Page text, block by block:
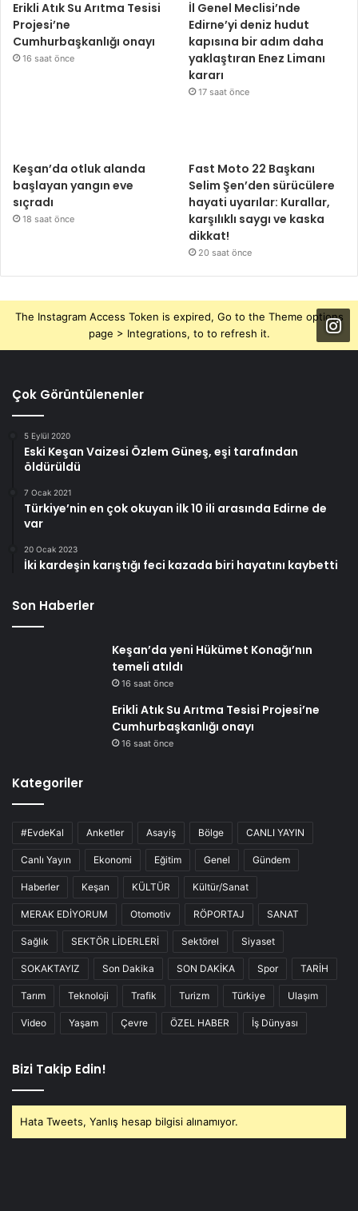
Erikli Atık Su Arıtma Tesisi
Projesi’ne
Cumhurbaşkanlığı onayı
16 saat önce
İl Genel Meclisi’nde
Edirne’yi deniz hudut
kapısına bir adım daha
yaklaştıran Enez Limanı
kararı
17 saat önce
Keşan’da otluk alanda
başlayan yangın eve
sıçradı
18 saat önce
Fast Moto 22 Başkanı
Selim Şen’den sürücülere
hayati uyarılar: Kurallar,
karşılıklı saygı ve kaska
dikkat!
20 saat önce
The Instagram Access Token is expired, Go to the Theme options
page > Integrations, to to refresh it.
Çok Görüntülenenler
5 Eylül 2020
Eski Keşan Vaizesi Özlem Güneş, eşi tarafından
öldürüldü
7 Ocak 2021
Türkiye’nin en çok okuyan ilk 10 ili arasında Edirne de
var
20 Ocak 2023
İki kardeşin karıştığı feci kazada biri hayatını kaybetti
Son Haberler
Keşan’da yeni Hükümet Konağı’nın
temeli atıldı
16 saat önce
Erikli Atık Su Arıtma Tesisi Projesi’ne
Cumhurbaşkanlığı onayı
16 saat önce
Kategoriler
#EvdeKal Anketler Asayiş Bölge CANLI YAYIN
Canlı Yayın Ekonomi Eğitim Genel Gündem
Haberler Keşan KÜLTÜR Kültür/Sanat
MERAK EDİYORUM Otomotiv RÖPORTAJ SANAT
Sağlık SEKTÖR LİDERLERİ Sektörel Siyaset
SOKAKTAYIZ Son Dakika SON DAKİKA Spor TARİH
Tarım Teknoloji Trafik Turizm Türkiye Ulaşım
Video Yaşam Çevre ÖZEL HABER İş Dünyası
Bizi Takip Edin!
Hata Tweets, Yanlış hesap bilgisi alınamıyor.